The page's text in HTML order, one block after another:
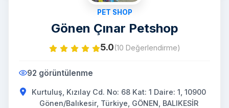
PET SHOP
Gönen Çınar Petshop
5.0(10 Değerlendirme)
92 görüntülenme
Kurtuluş, Kızılay Cd. No: 68 Kat: 1 Daire: 1, 10900
Gönen/Balıkesir, Türkiye, GÖNEN, BALIKESİR